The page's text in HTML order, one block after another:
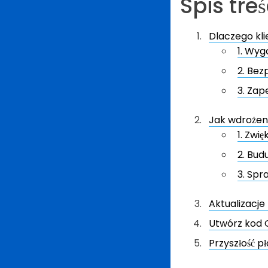
Dlaczego
1.
2.
3.
Jak
1.
2.
3.
Aktualizacje
Utwórz kod
Przyszłość